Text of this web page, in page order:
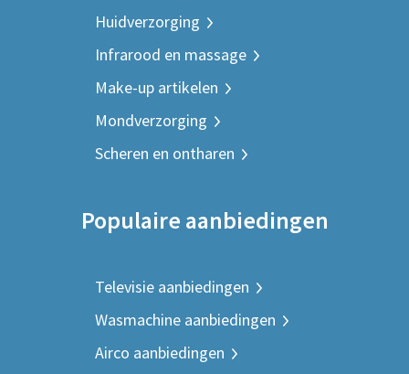
Huidverzorging
Infrarood en massage
Make-up artikelen
Mondverzorging
Scheren en ontharen
Populaire aanbiedingen
Televisie aanbiedingen
Wasmachine aanbiedingen
Airco aanbiedingen